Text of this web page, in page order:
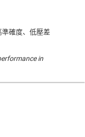
準確度、低壓差
in